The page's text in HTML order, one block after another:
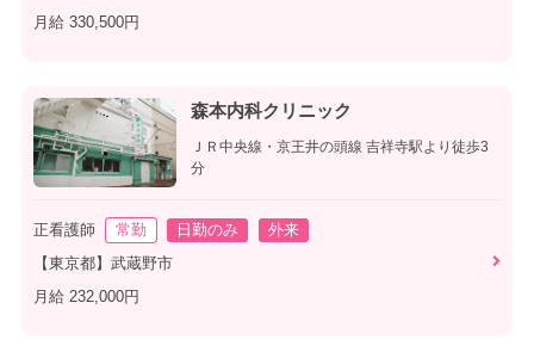
月給 330,500円
森本内科クリニック
ＪＲ中央線・京王井の頭線 吉祥寺駅より徒歩3
分
正看護師 常勤 日勤のみ
外来
【東京都】武蔵野市
月給 232,000円